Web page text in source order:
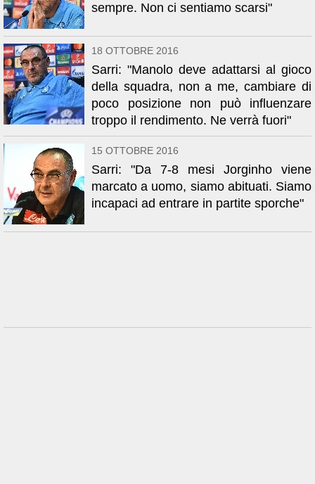
sempre. Non ci sentiamo scarsi"
18 OTTOBRE 2016
Sarri: "Manolo deve adattarsi al gioco
della squadra, non a me, cambiare di
poco posizione non può influenzare
troppo il rendimento. Ne verrà fuori"
15 OTTOBRE 2016
Sarri: "Da 7-8 mesi Jorginho viene
marcato a uomo, siamo abituati. Siamo
incapaci ad entrare in partite sporche"